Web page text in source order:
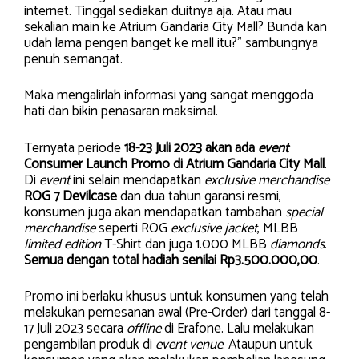
internet. Tinggal sediakan duitnya aja. Atau mau
sekalian main ke Atrium Gandaria City Mall? Bunda kan
udah lama pengen banget ke mall itu?” sambungnya
penuh semangat.
Maka mengalirlah informasi yang sangat menggoda
hati dan bikin penasaran maksimal.
Ternyata periode18-23 Juli 2023 akan adaevent
Consumer Launch Promo di Atrium Gandaria City Mall.
Di eventini selain mendapatkan exclusive merchandise
ROG 7 Devilcasedan dua tahun garansi resmi,
konsumen juga akan mendapatkan tambahan special
merchandiseseperti ROG exclusive jacket, MLBB
limited editionT-Shirt dan juga 1.000 MLBB diamonds.
Semua dengan total hadiah senilai Rp3.500.000,00.
Promo ini berlaku khusus untuk konsumen yang telah
melakukan pemesanan awal (Pre-Order) dari tanggal 8-
17 Juli 2023 secara offlinedi Erafone. Lalu melakukan
pengambilan produk di event venue. Ataupun untuk